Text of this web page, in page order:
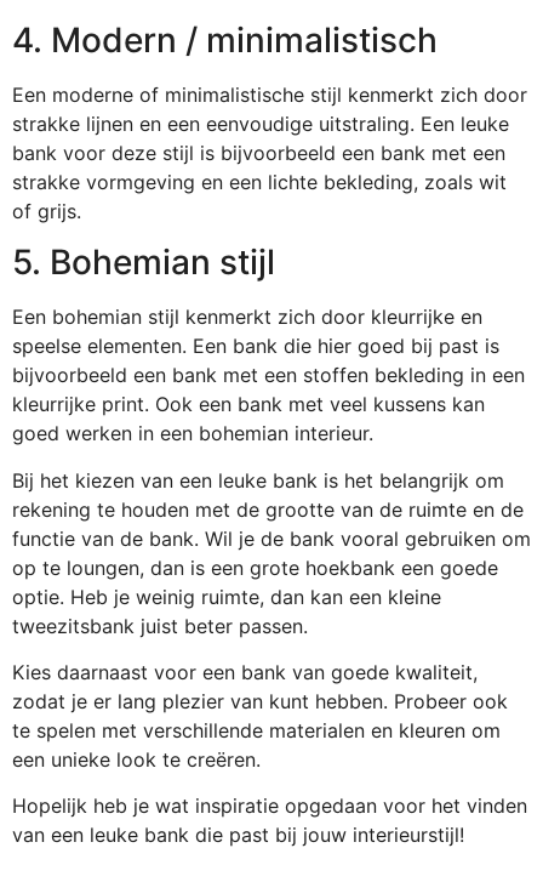
4. Modern / minimalistisch
Een moderne of minimalistische stijl kenmerkt zich door
strakke lijnen en een eenvoudige uitstraling. Een leuke
bank voor deze stijl is bijvoorbeeld een bank met een
strakke vormgeving en een lichte bekleding, zoals wit
of grijs.
5. Bohemian stijl
Een bohemian stijl kenmerkt zich door kleurrijke en
speelse elementen. Een bank die hier goed bij past is
bijvoorbeeld een bank met een stoffen bekleding in een
kleurrijke print. Ook een bank met veel kussens kan
goed werken in een bohemian interieur.
Bij het kiezen van een leuke bank is het belangrijk om
rekening te houden met de grootte van de ruimte en de
functie van de bank. Wil je de bank vooral gebruiken om
op te loungen, dan is een grote hoekbank een goede
optie. Heb je weinig ruimte, dan kan een kleine
tweezitsbank juist beter passen.
Kies daarnaast voor een bank van goede kwaliteit,
zodat je er lang plezier van kunt hebben. Probeer ook
te spelen met verschillende materialen en kleuren om
een unieke look te creëren.
Hopelijk heb je wat inspiratie opgedaan voor het vinden
van een leuke bank die past bij jouw interieurstijl!